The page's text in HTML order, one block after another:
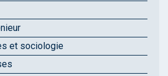
et sociologie